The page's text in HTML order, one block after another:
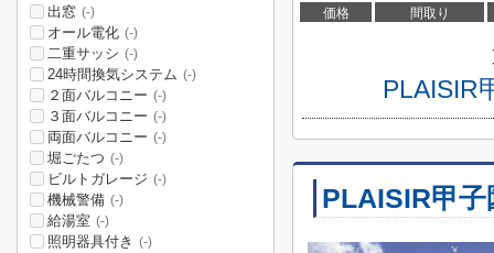
価格 間取り
PLAISIR
PLAISIR甲
出窓 (-)
オール電化 (-)
二重サッシ (-)
24時間換気システム (-)
２面バルコニー (-)
３面バルコニー (-)
両面バルコニー (-)
堀ごたつ (-)
ビルトガレージ (-)
機械警備 (-)
給湯室 (-)
照明器具付き (-)